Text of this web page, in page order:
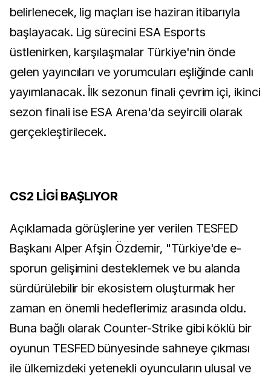
belirlenecek, lig maçları ise haziran itibarıyla
başlayacak. Lig sürecini ESA Esports
üstlenirken, karşılaşmalar Türkiye'nin önde
gelen yayıncıları ve yorumcuları eşliğinde canlı
yayımlanacak. İlk sezonun finali çevrim içi, ikinci
sezon finali ise ESA Arena'da seyircili olarak
gerçekleştirilecek.
CS2 LİGİ BAŞLIYOR
Açıklamada görüşlerine yer verilen TESFED
Başkanı Alper Afşin Özdemir, "Türkiye'de e-
sporun gelişimini desteklemek ve bu alanda
sürdürülebilir bir ekosistem oluşturmak her
zaman en önemli hedeflerimiz arasında oldu.
Buna bağlı olarak Counter-Strike gibi köklü bir
oyunun TESFED bünyesinde sahneye çıkması
ile ülkemizdeki yetenekli oyuncuların ulusal ve